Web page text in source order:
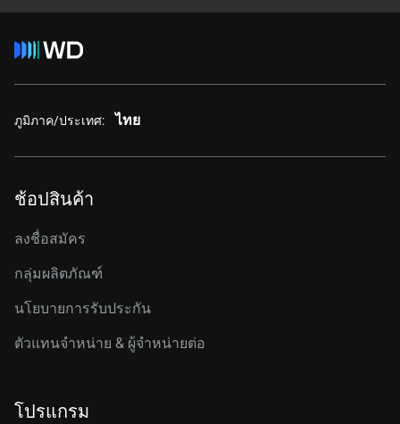
ภูมิภาค/ประเทศ: ไทย
ช้อปสินค้า
ลงชื่อสมัคร
กลุ่มผลิตภัณฑ์
นโยบายการรับประกัน
ตัวแทนจำหน่าย & ผู้จำหน่ายต่อ
โปรแกรม